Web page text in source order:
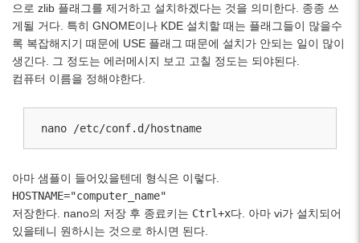
으로 zlib 플래그를 제거하고 설치하겠다는 것을 의미한다. 종종 쓰
게될 거다. 특히 GNOME이나 KDE 설치할 때는 플래그들이 많을수
록 복잡해지기 때문에 USE 플래그 때문에 설치가 안되는 일이 많이
생긴다. 그 정도는 에러메시지 보고 고칠 정도는 되야된다.
컴퓨터 이름을 정해야한다.
nano /etc/conf.d/hostname
아마 샘플이 들어있을텐데 형식은 이렇다.
HOSTNAME="computer_name"
저장한다. nano의 저장 후 종료키는 Ctrl+x다. 아마 vi가 설치되어
있을테니 원하시는 것으로 하시면 된다.